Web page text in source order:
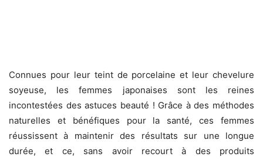
Connues pour leur teint de porcelaine et leur chevelure
soyeuse, les femmes japonaises sont les reines
incontestées des astuces beauté ! Grâce à des méthodes
naturelles et bénéfiques pour la santé, ces femmes
réussissent à maintenir des résultats sur une longue
durée, et ce, sans avoir recourt à des produits